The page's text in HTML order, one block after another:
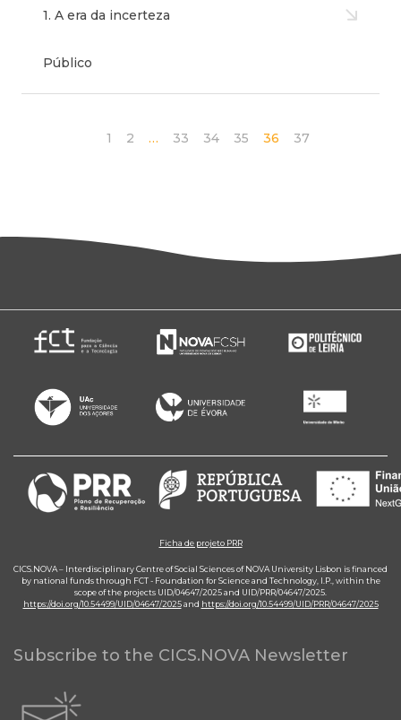
1. A era da incerteza
Público
1 2 … 33 34 35 36 37
Ficha de projeto PRR
CICS.NOVA – Interdisciplinary Centre of Social Sciences of NOVA University Lisbon is financed
by national funds through FCT - Foundation for Science and Technology, I.P., within the
scope of the projects UID/04647/2025 and UID/PRR/04647/2025.
https://doi.org/10.54499/UID/04647/2025and https://doi.org/10.54499/UID/PRR/04647/2025
Subscribe to the CICS.NOVA Newsletter